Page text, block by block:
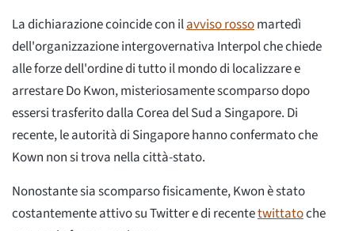
La dichiarazione coincide con ilavviso rossomartedì
dell'organizzazione intergovernativa Interpol che chiede
alle forze dell'ordine di tutto il mondo di localizzare e
arrestare Do Kwon, misteriosamente scomparso dopo
essersi trasferito dalla Corea del Sud a Singapore. Di
recente, le autorità di Singapore hanno confermato che
Kown non si trova nella città-stato.
Nonostante sia scomparso fisicamente, Kwon è stato
costantemente attivo su Twitter e di recentetwittatoche